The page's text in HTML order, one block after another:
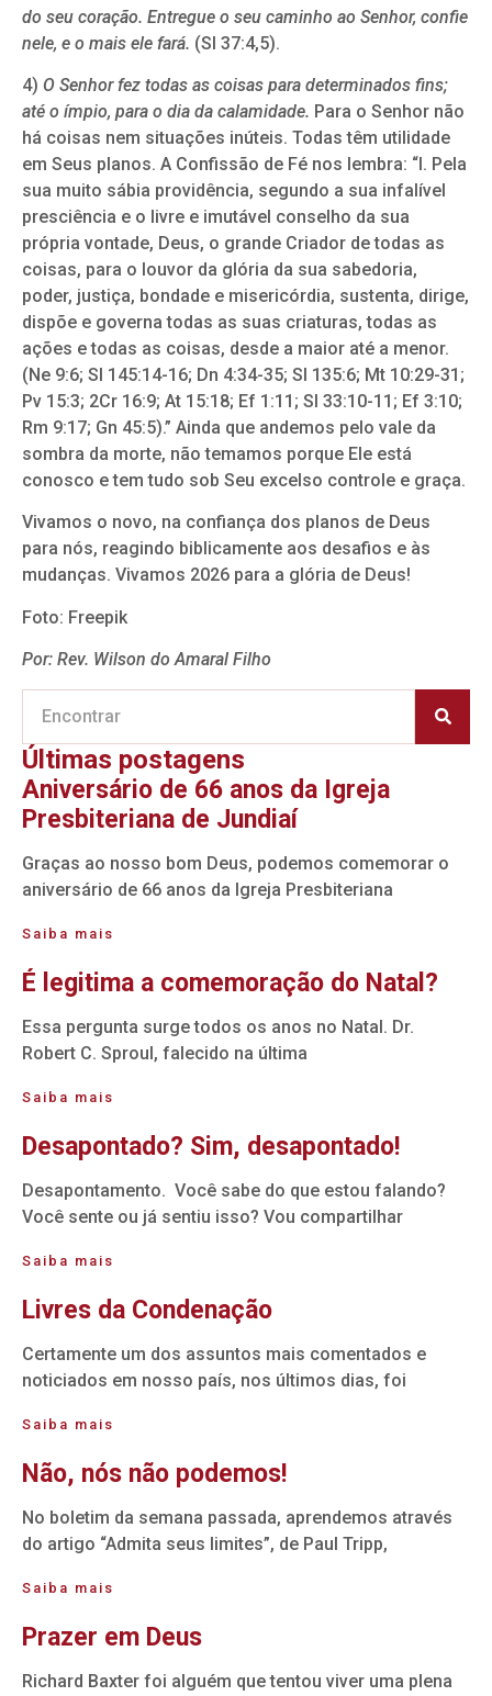
do seu coração. Entregue o seu caminho ao Senhor, confie
nele, e o mais ele fará. (Sl 37:4,5).
4) O Senhor fez todas as coisas para determinados fins;
até o ímpio, para o dia da calamidade. Para o Senhor não
há coisas nem situações inúteis. Todas têm utilidade
em Seus planos. A Confissão de Fé nos lembra: “I. Pela
sua muito sábia providência, segundo a sua infalível
presciência e o livre e imutável conselho da sua
própria vontade, Deus, o grande Criador de todas as
coisas, para o louvor da glória da sua sabedoria,
poder, justiça, bondade e misericórdia, sustenta, dirige,
dispõe e governa todas as suas criaturas, todas as
ações e todas as coisas, desde a maior até a menor.
(Ne 9:6; Sl 145:14-16; Dn 4:34-35; Sl 135:6; Mt 10:29-31;
Pv 15:3; 2Cr 16:9; At 15:18; Ef 1:11; Sl 33:10-11; Ef 3:10;
Rm 9:17; Gn 45:5).” Ainda que andemos pelo vale da
sombra da morte, não temamos porque Ele está
conosco e tem tudo sob Seu excelso controle e graça.
Vivamos o novo, na confiança dos planos de Deus
para nós, reagindo biblicamente aos desafios e às
mudanças. Vivamos 2026 para a glória de Deus!
Foto: Freepik
Por: Rev. Wilson do Amaral Filho
Últimas postagens
Aniversário de 66 anos da Igreja
Presbiteriana de Jundiaí
Graças ao nosso bom Deus, podemos comemorar o
aniversário de 66 anos da Igreja Presbiteriana
Saiba mais
É legitima a comemoração do Natal?
Essa pergunta surge todos os anos no Natal. Dr.
Robert C. Sproul, falecido na última
Saiba mais
Desapontado? Sim, desapontado!
Desapontamento. Você sabe do que estou falando?
Você sente ou já sentiu isso? Vou compartilhar
Saiba mais
Livres da Condenação
Certamente um dos assuntos mais comentados e
noticiados em nosso país, nos últimos dias, foi
Saiba mais
Não, nós não podemos!
No boletim da semana passada, aprendemos através
do artigo “Admita seus limites”, de Paul Tripp,
Saiba mais
Prazer em Deus
Richard Baxter foi alguém que tentou viver uma plena